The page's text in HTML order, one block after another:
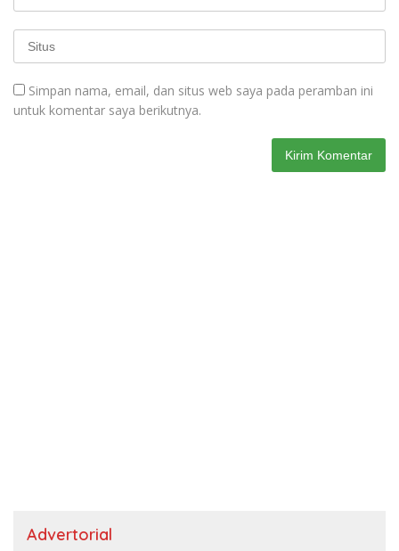
Simpan nama, email, dan situs web saya pada peramban ini
untuk komentar saya berikutnya.
Advertorial